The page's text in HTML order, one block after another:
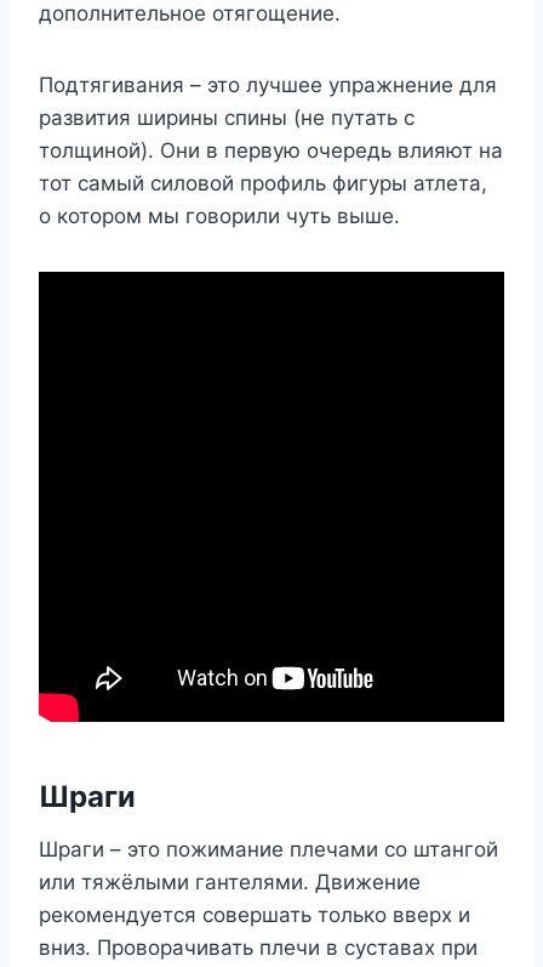
дополнительное отягощение.
Подтягивания – это лучшее упражнение для
развития ширины спины (не путать с
толщиной). Они в первую очередь влияют на
тот самый силовой профиль фигуры атлета,
о котором мы говорили чуть выше.
Шраги
Шраги – это пожимание плечами со штангой
или тяжёлыми гантелями. Движение
рекомендуется совершать только вверх и
вниз. Проворачивать плечи в суставах при